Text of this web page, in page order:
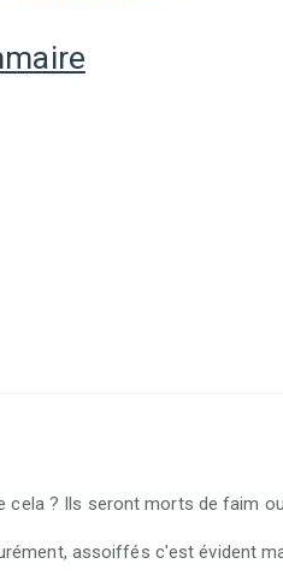
cela ? Ils seront morts de faim
assoiffés c'est évident